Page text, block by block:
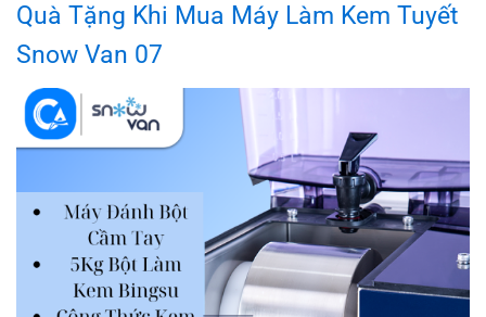
Quà Tặng Khi Mua Máy Làm Kem Tuyết
Snow Van 07